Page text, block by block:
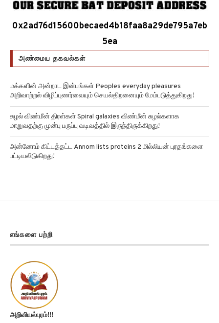
0x2ad76d15600becaed4b18faa8a29de795a7eb
5ea
அண்மைய தகவல்கள்
மக்களின் அன்றாட இன்பங்கள் Peoples everyday pleasures
அறிவாற்றல் விழிப்புணர்வையும் செயல்திறனையும் மேம்படுத்துகிறது!
சுழல் விண்மீன் திரள்கள் Spiral galaxies விண்மீன் சுழல்களாக
மாறுவதற்கு முன்பு பருப்பு வடிவத்தில் இருந்திருக்கிறது!
அன்னோம் கிட்டத்தட்ட Annom lists proteins 2 மில்லியன் புரதங்களை
பட்டியலிடுகிறது!
எங்களை பற்றி
அறிவியல்புரம்!!!